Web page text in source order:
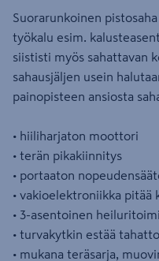
Suorarunkoinen
työkalu esim.
siististi myös sahattavan
sahausjäljen usein
painopisteen ansiosta
• hiiliharjaton moottori
• terän pikakiinnitys
• portaaton
• vakioelektroniikka pitää
• 3-asentoinen
• turvakytkin estää
• mukana teräsarja,